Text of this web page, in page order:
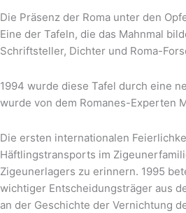
Die Präsenz der Roma unter den
Eine der Tafeln, die das Mahnmal
Schriftsteller, Dichter und Roma-
1994 wurde diese Tafel durch eine
wurde von dem Romanes-Experten
Die ersten internationalen
Häftlingstransports im
Zigeunerlagers zu erinnern. 1995
wichtiger Entscheidungsträger aus
an der Geschichte der Vernichtung